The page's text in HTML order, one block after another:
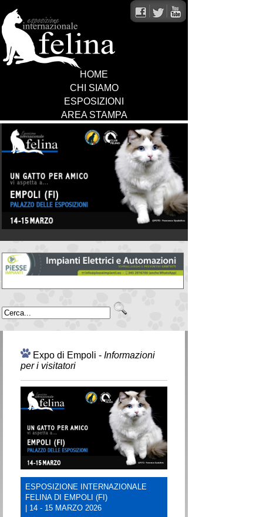
HOME
CHI SIAMO
ESPOSIZIONI
AREA STAMPA
EXPO Empoli
14-15 MARZO 2026
Expo di Empoli - Informazioni
per i visitatori
ESPOSIZIONE INTERNAZIONALE
FELINA DI EMPOLI (FI)
| 14 - 15 MARZO 2026